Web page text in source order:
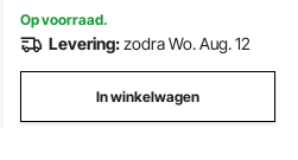
Op voorraad.
Levering:zodra Wo. Aug. 12
In winkelwagen